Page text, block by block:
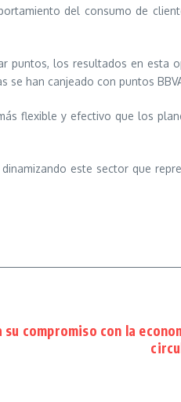
del consumo de
puntos, los resultados en esta
se han canjeado con puntos
flexible y efectivo que los
este sector que
compromiso con la